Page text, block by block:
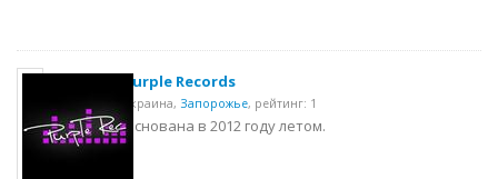
Purple Records
Украина, Запорожье, рейтинг: 1
Основана в 2012 году летом.